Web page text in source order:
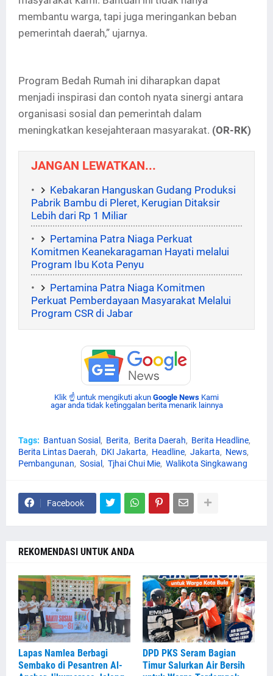
membantu warga, tapi juga meringankan beban
pemerintah daerah,” ujarnya.
Program Bedah Rumah ini diharapkan dapat
menjadi inspirasi dan contoh nyata sinergi antara
organisasi sosial dan pemerintah dalam
meningkatkan kesejahteraan masyarakat. (OR-RK)
JANGAN LEWATKAN...
Kebakaran Hanguskan Gudang Produksi
Pabrik Bambu di Pleret, Kerugian Ditaksir
Lebih dari Rp 1 Miliar
Pertamina Patra Niaga Perkuat
Komitmen Keanekaragaman Hayati melalui
Program Ibu Kota Penyu
Pertamina Patra Niaga Komitmen
Perkuat Pemberdayaan Masyarakat Melalui
Program CSR di Jabar
Klik ☝ untuk mengikuti akun Google News Kami
agar anda tidak ketinggalan berita menarik lainnya
Tags: Bantuan Sosial Berita Berita Daerah
Berita Headline
Berita Lintas Daerah
DKI Jakarta Headline Jakarta
News
Pembangunan
Sosial Tjhai Chui Mie Walikota Singkawang
Facebook
REKOMENDASI UNTUK ANDA
Lapas Namlea Berbagi
Sembako di Pesantren Al-
DPD PKS Seram Bagian
Timur Salurkan Air Bersih